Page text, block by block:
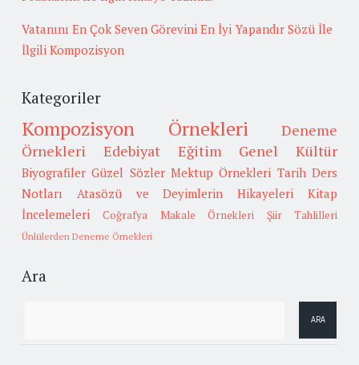
Vatanını En Çok Seven Görevini En İyi Yapandır Sözü İle
İlgili Kompozisyon
Kategoriler
Kompozisyon Örnekleri
Deneme
Örnekleri
Edebiyat Eğitim Genel Kültür
Biyografiler Güzel Sözler Mektup Örnekleri Tarih Ders
Notları
Atasözü ve Deyimlerin Hikayeleri
Kitap
İncelemeleri
Coğrafya Makale Örnekleri Şiir Tahlilleri
Ünlülerden Deneme Örnekleri
Ara